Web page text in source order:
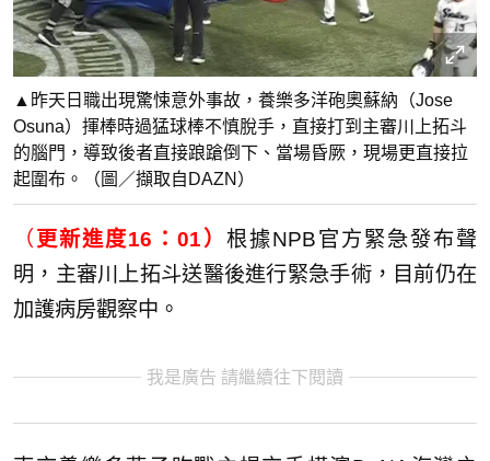
▲昨天日職出現驚悚意外事故，養樂多洋砲奧蘇納（Jose
Osuna）揮棒時過猛球棒不慎脫手，直接打到主審川上拓斗
的腦門，導致後者直接踉蹌倒下、當場昏厥，現場更直接拉
起圍布。（圖／擷取自DAZN）
（更新進度16：01） 根據NPB官方緊急發布聲
明，主審川上拓斗送醫後進行緊急手術，目前仍在
加護病房觀察中。
我是廣告 請繼續往下閱讀